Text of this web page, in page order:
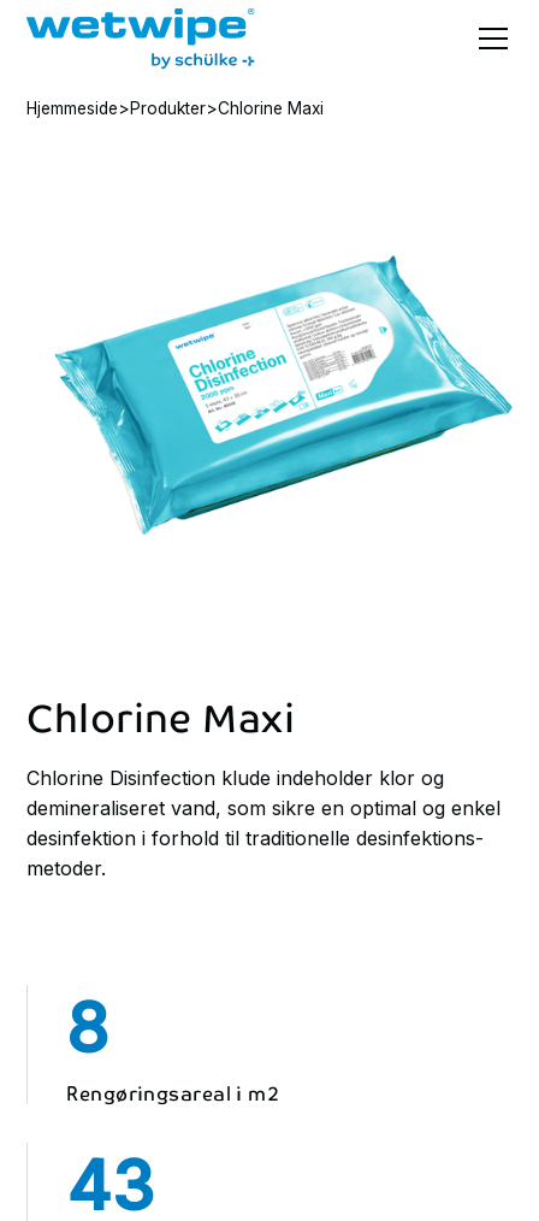
Hjemmeside>Produkter>Chlorine Maxi
Chlorine Maxi
Chlorine Disinfection klude indeholder klor og
demineraliseret vand, som sikre en optimal og enkel
desinfektion i forhold til traditionelle desinfektions-
metoder.
8
Rengøringsareal i m2
43